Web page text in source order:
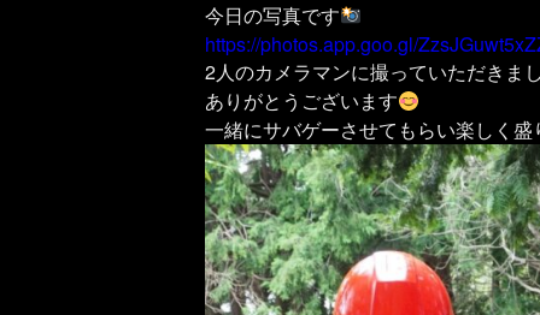
今日の写真です
https://photos.app.goo.gl/
2人のカメラマンに撮っていただきま
ありがとうございます
一緒にサバゲーさせてもらい楽しく